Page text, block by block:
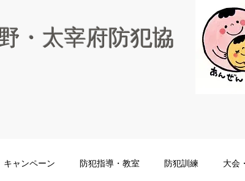
・太宰府防犯協
キャンペーン 防犯指導・教室 防犯訓練 大会